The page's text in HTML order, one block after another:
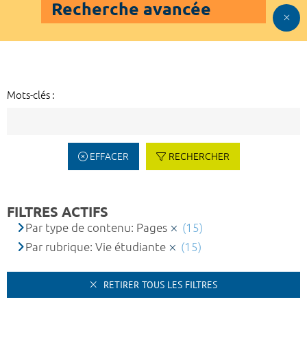
Recherche avancée
Mots-clés :
EFFACER RECHERCHER
FILTRES ACTIFS
Par type de contenu: Pages
(15)
Par rubrique: Vie étudiante
(15)
RETIRER TOUS LES FILTRES